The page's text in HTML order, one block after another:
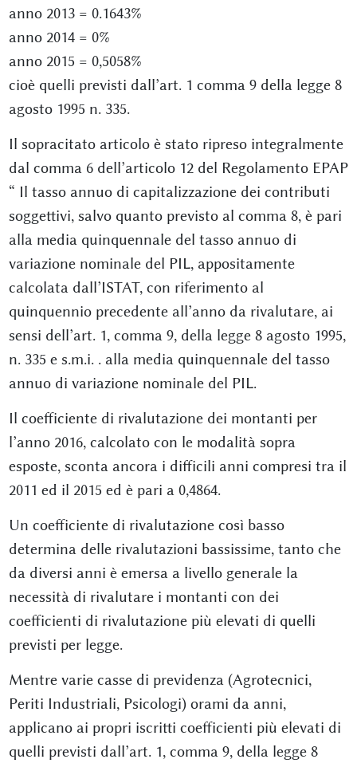
anno 2013 = 0.1643%
anno 2014 = 0%
anno 2015 = 0,5058%
cioè quelli previsti dall’art. 1 comma 9 della legge 8
agosto 1995 n. 335.
Il sopracitato articolo è stato ripreso integralmente
dal comma 6 dell’articolo 12 del Regolamento EPAP
“ Il tasso annuo di capitalizzazione dei contributi
soggettivi, salvo quanto previsto al comma 8, è pari
alla media quinquennale del tasso annuo di
variazione nominale del PIL, appositamente
calcolata dall’ISTAT, con riferimento al
quinquennio precedente all’anno da rivalutare, ai
sensi dell’art. 1, comma 9, della legge 8 agosto 1995,
n. 335 e s.m.i. . alla media quinquennale del tasso
annuo di variazione nominale del PIL.
Il coefficiente di rivalutazione dei montanti per
l’anno 2016, calcolato con le modalità sopra
esposte, sconta ancora i difficili anni compresi tra il
2011 ed il 2015 ed è pari a 0,4864.
Un coefficiente di rivalutazione così basso
determina delle rivalutazioni bassissime, tanto che
da diversi anni è emersa a livello generale la
necessità di rivalutare i montanti con dei
coefficienti di rivalutazione più elevati di quelli
previsti per legge.
Mentre varie casse di previdenza (Agrotecnici,
Periti Industriali, Psicologi) orami da anni,
applicano ai propri iscritti coefficienti più elevati di
quelli previsti dall’art. 1, comma 9, della legge 8